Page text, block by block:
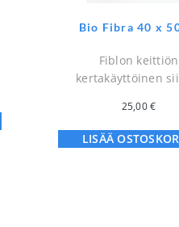
Bio Fibra 40 x
Fiblon keittiön
kertakäyttöinen
25,00€
LISÄÄ